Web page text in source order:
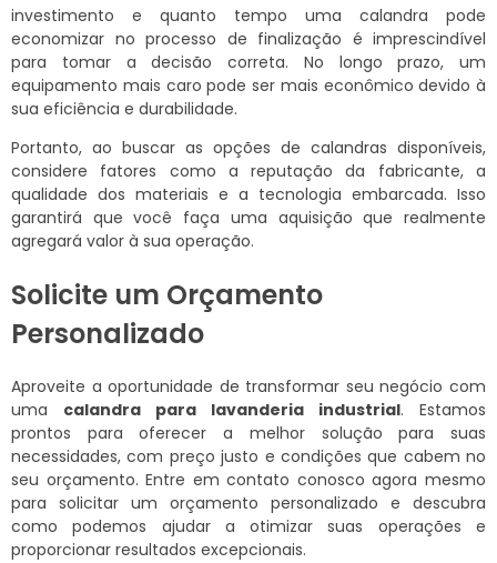
investimento e quanto tempo uma calandra pode
economizar no processo de finalização é imprescindível
para tomar a decisão correta. No longo prazo, um
equipamento mais caro pode ser mais econômico devido à
sua eficiência e durabilidade.
Portanto, ao buscar as opções de calandras disponíveis,
considere fatores como a reputação da fabricante, a
qualidade dos materiais e a tecnologia embarcada. Isso
garantirá que você faça uma aquisição que realmente
agregará valor à sua operação.
Solicite um Orçamento
Personalizado
Aproveite a oportunidade de transformar seu negócio com
uma calandra para lavanderia industrial. Estamos
prontos para oferecer a melhor solução para suas
necessidades, com preço justo e condições que cabem no
seu orçamento. Entre em contato conosco agora mesmo
para solicitar um orçamento personalizado e descubra
como podemos ajudar a otimizar suas operações e
proporcionar resultados excepcionais.